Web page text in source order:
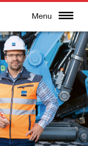
Menu